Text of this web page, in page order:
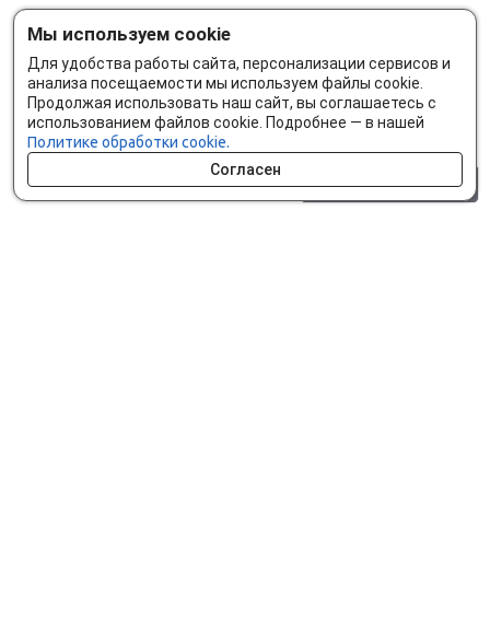
Мы используем cookie
Для удобства работы сайта, персонализации сервисов и
анализа посещаемости мы используем файлы cookie.
Продолжая использовать наш сайт, вы соглашаетесь с
использованием файлов cookie. Подробнее — в нашей
Политике обработки cookie.
Согласен